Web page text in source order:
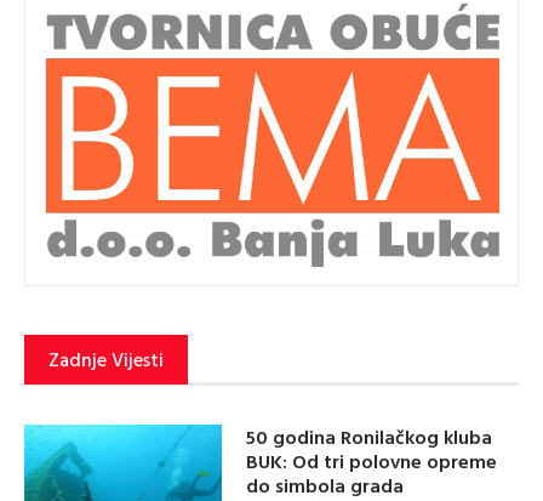
Zadnje Vijesti
50 godina Ronilačkog kluba
BUK: Od tri polovne opreme
do simbola grada